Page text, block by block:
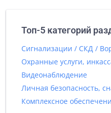
Топ-5 категорий
Сигнализации / СКД /
Охранные услуги,
Видеонаблюдение
Личная безопасность,
Комплексное